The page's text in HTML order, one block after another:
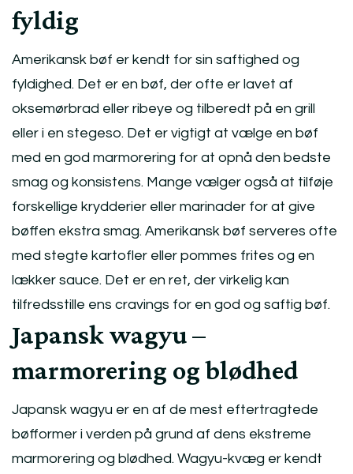
fyldig
Amerikansk bøf er kendt for sin saftighed og
fyldighed. Det er en bøf, der ofte er lavet af
oksemørbrad eller ribeye og tilberedt på en grill
eller i en stegeso. Det er vigtigt at vælge en bøf
med en god marmorering for at opnå den bedste
smag og konsistens. Mange vælger også at tilføje
forskellige krydderier eller marinader for at give
bøffen ekstra smag. Amerikansk bøf serveres ofte
med stegte kartofler eller pommes frites og en
lækker sauce. Det er en ret, der virkelig kan
tilfredsstille ens cravings for en god og saftig bøf.
Japansk wagyu –
marmorering og blødhed
Japansk wagyu er en af de mest eftertragtede
bøfformer i verden på grund af dens ekstreme
marmorering og blødhed. Wagyu-kvæg er kendt